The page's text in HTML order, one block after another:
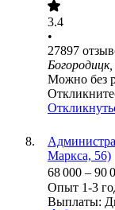
3.4
•
27897
Можно без
Маркса, 56)
68 000 – 90
Опыт 1-3
Выплаты: